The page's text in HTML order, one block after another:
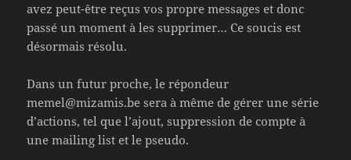
avez peut-être reçus vos propre messages et donc
passé un moment à les supprimer… Ce soucis est
désormais résolu.
Dans un futur proche, le répondeur
memel@mizamis.be sera à même de gérer une série
d’actions, tel que l’ajout, suppression de compte à
une mailing list et le pseudo.